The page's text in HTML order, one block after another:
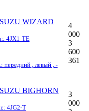
WIZARD
4JX1-TE
передний , левый , -
4
000
3
600
361
BIGHORN
4JG2-T
3
000